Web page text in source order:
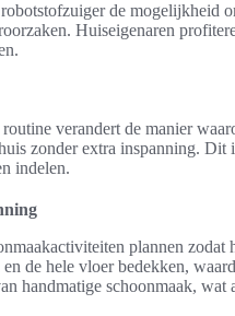
de mogelijkheid
Huiseigenaren
verandert de manier
zonder extra inspanning. Dit
indelen.
plannen zodat
de hele vloer bedekken,
handmatige schoonmaak, wat